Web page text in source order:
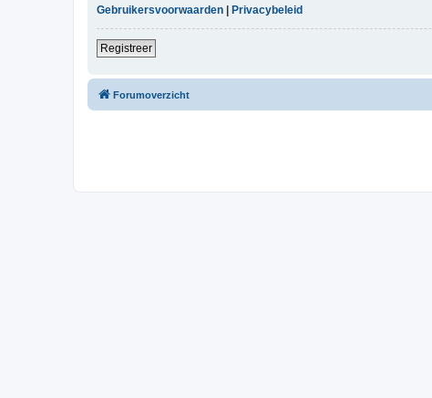
Gebruikersvoorwaarden
Privacybeleid
Registreer
Forumoverzicht